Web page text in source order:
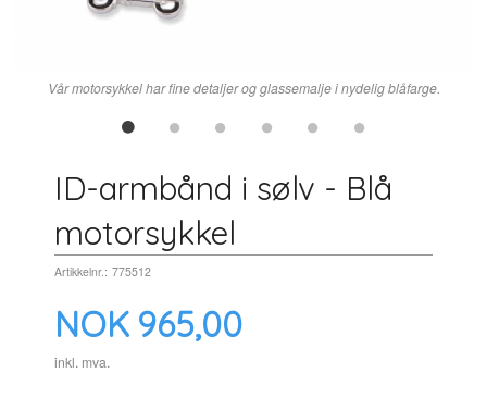
Vår motorsykkel har fine detaljer og glassemalje i nydelig blåfarge.
ID-armbånd i sølv - Blå
motorsykkel
Artikkelnr.: 775512
Pris
NOK 965,00
inkl. mva.